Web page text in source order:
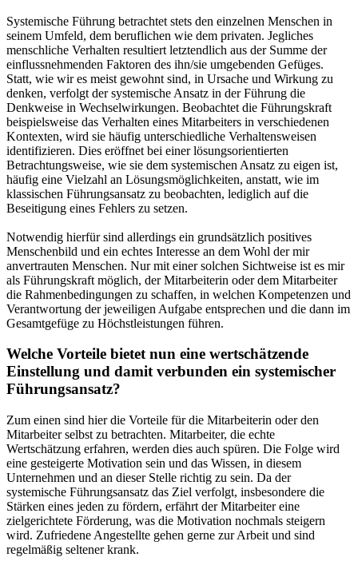
Systemische Führung betrachtet stets den einzelnen Menschen in
seinem Umfeld, dem beruflichen wie dem privaten. Jegliches
menschliche Verhalten resultiert letztendlich aus der Summe der
einflussnehmenden Faktoren des ihn/sie umgebenden Gefüges.
Statt, wie wir es meist gewohnt sind, in Ursache und Wirkung zu
denken, verfolgt der systemische Ansatz in der Führung die
Denkweise in Wechselwirkungen. Beobachtet die Führungskraft
beispielsweise das Verhalten eines Mitarbeiters in verschiedenen
Kontexten, wird sie häufig unterschiedliche Verhaltensweisen
identifizieren. Dies eröffnet bei einer lösungsorientierten
Betrachtungsweise, wie sie dem systemischen Ansatz zu eigen ist,
häufig eine Vielzahl an Lösungsmöglichkeiten, anstatt, wie im
klassischen Führungsansatz zu beobachten, lediglich auf die
Beseitigung eines Fehlers zu setzen.
Notwendig hierfür sind allerdings ein grundsätzlich positives
Menschenbild und ein echtes Interesse an dem Wohl der mir
anvertrauten Menschen. Nur mit einer solchen Sichtweise ist es mir
als Führungskraft möglich, der Mitarbeiterin oder dem Mitarbeiter
die Rahmenbedingungen zu schaffen, in welchen Kompetenzen und
Verantwortung der jeweiligen Aufgabe entsprechen und die dann im
Gesamtgefüge zu Höchstleistungen führen.
Welche Vorteile bietet nun eine wertschätzende
Einstellung und damit verbunden ein systemischer
Führungsansatz?
Zum einen sind hier die Vorteile für die Mitarbeiterin oder den
Mitarbeiter selbst zu betrachten. Mitarbeiter, die echte
Wertschätzung erfahren, werden dies auch spüren. Die Folge wird
eine gesteigerte Motivation sein und das Wissen, in diesem
Unternehmen und an dieser Stelle richtig zu sein. Da der
systemische Führungsansatz das Ziel verfolgt, insbesondere die
Stärken eines jeden zu fördern, erfährt der Mitarbeiter eine
zielgerichtete Förderung, was die Motivation nochmals steigern
wird. Zufriedene Angestellte gehen gerne zur Arbeit und sind
regelmäßig seltener krank.